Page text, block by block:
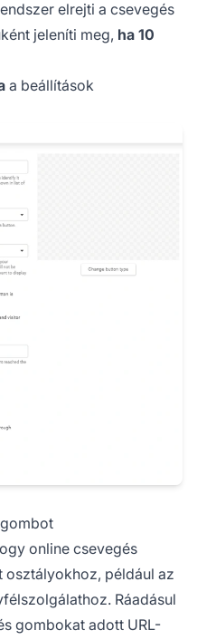
elrejti a csevegés
jeleníti meg, ha 10
a beállítások
online csevegés
például az
Ráadásul
gombokat adott URL-